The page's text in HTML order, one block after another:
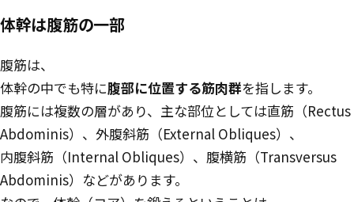
体幹は腹筋の一部
腹筋は、
体幹の中でも特に腹部に位置する筋肉群を指します。
腹筋には複数の層があり、主な部位としては直筋（Rectus
Abdominis）、外腹斜筋（External Obliques）、
内腹斜筋（Internal Obliques）、腹横筋（Transversus
Abdominis）などがあります。